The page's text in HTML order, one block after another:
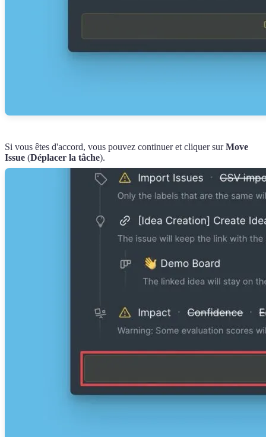
Si vous êtes d'accord, vous pouvez continuer et cliquer surMove
Issue (Déplacer la tâche).